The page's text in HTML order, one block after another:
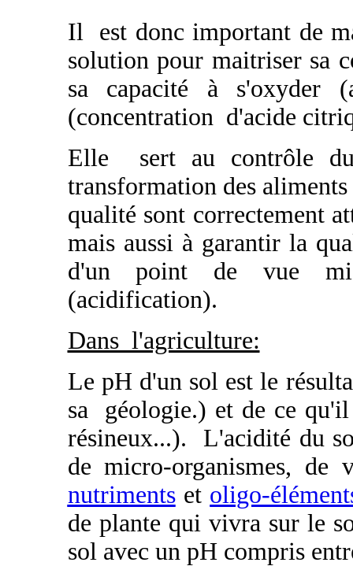
Il est donc important de
solution pour maitriser sa
sa capacité à s'oxyder
(concentration d'acide
Elle sert au contrôle du
transformation des
qualité sont correctement
mais aussi à garantir la
d'un point de vue
(acidification).
Dans l'agriculture:
Le pH d'un sol est le
sa géologie.) et de ce
résineux...). L'acidité du
de micro-organismes, de
nutrimentset oligo-
de plante qui vivra sur le
sol avec un pH compris